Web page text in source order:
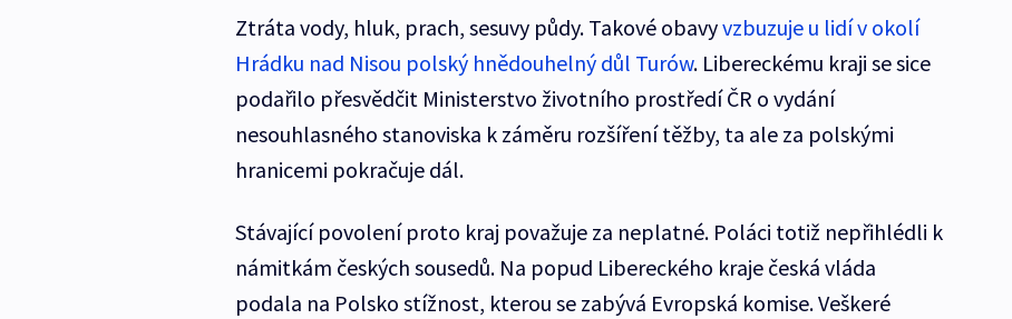
Ztráta vody, hluk, prach, sesuvy půdy. Takové obavyvzbuzuje u lidí v okolí
Hrádku nad Nisou polský hnědouhelný důl Turów. Libereckému kraji se sice
podařilo přesvědčit Ministerstvo životního prostředí ČR o vydání
nesouhlasného stanoviska k záměru rozšíření těžby, ta ale za polskými
hranicemi pokračuje dál.
Stávající povolení proto kraj považuje za neplatné. Poláci totiž nepřihlédli k
námitkám českých sousedů. Na popud Libereckého kraje česká vláda
podala na Polsko stížnost, kterou se zabývá Evropská komise. Veškeré